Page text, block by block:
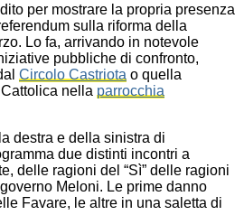
per mostrare la propria presenza
sulla riforma della
Lo fa, arrivando in notevole
pubbliche di confronto,
Circolo Castriota o quella
nella parrocchia
destra e della sinistra di
due distinti incontri a
delle ragioni del “Sì” delle ragioni
Meloni. Le prime danno
Favare, le altre in una saletta di